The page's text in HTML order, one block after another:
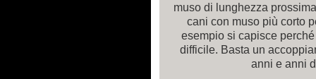
muso di lunghezza
cani con muso più corto
esempio si capisce
difficile. Basta un
anni e anni